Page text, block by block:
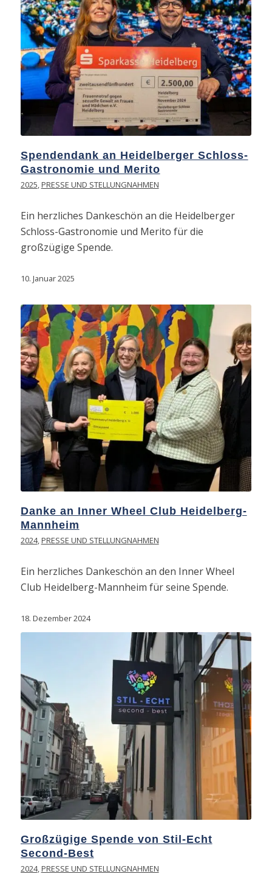
Spendendank an Heidelberger Schloss-
Gastronomie und Merito
2025,PRESSE UND STELLUNGNAHMEN
Ein herzliches Dankeschön an die Heidelberger
Schloss-Gastronomie und Merito für die
großzügige Spende.
10. Januar 2025
Danke an Inner Wheel Club Heidelberg-
Mannheim
2024,PRESSE UND STELLUNGNAHMEN
Ein herzliches Dankeschön an den Inner Wheel
Club Heidelberg-Mannheim für seine Spende.
18. Dezember 2024
Großzügige Spende von Stil-Echt
Second-Best
2024,PRESSE UND STELLUNGNAHMEN